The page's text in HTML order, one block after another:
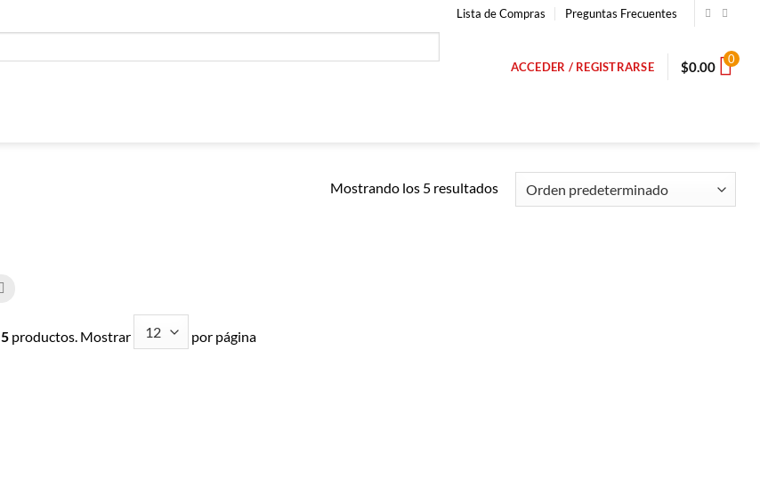
Lista de Compras Preguntas Frecuentes
ACCEDER / REGISTRARSE $0.00 0
Mostrando los 5 resultados
5 productos. Mostrar por página